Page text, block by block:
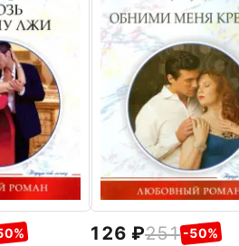
126 251 -50%